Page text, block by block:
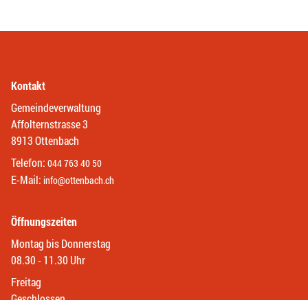
Kontakt
Gemeindeverwaltung
Affolternstrasse 3
8913 Ottenbach
Telefon: 044 763 40 50
E-Mail: info@ottenbach.ch
Öffnungszeiten
Montag bis Donnerstag
08.30 - 11.30 Uhr
Freitag